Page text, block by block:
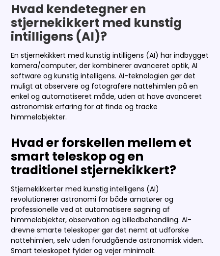
Hvad kendetegner en
stjernekikkert med kunstig
intilligens (AI)?
En stjernekikkert med kunstig intilligens (AI) har indbygget
kamera/computer, der kombinerer avanceret optik, AI
software og kunstig intelligens. AI-teknologien gør det
muligt at observere og fotografere nattehimlen på en
enkel og automatiseret måde, uden at have avanceret
astronomisk erfaring for at finde og tracke
himmelobjekter.
Hvad er forskellen mellem et
smart teleskop og en
traditionel stjernekikkert?
Stjernekikkerter med kunstig intelligens (AI)
revolutionerer astronomi for både amatører og
professionelle ved at automatisere søgning af
himmelobjekter, observation og billedbehandling. AI-
drevne smarte teleskoper gør det nemt at udforske
nattehimlen, selv uden forudgående astronomisk viden.
Smart teleskopet fylder og vejer minimalt.